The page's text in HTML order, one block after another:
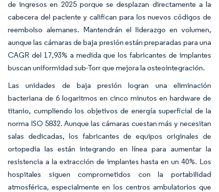
de ingresos en 2025 porque se desplazan directamente a la
cabecera del paciente y califican para los nuevos códigos de
reembolso alemanes. Mantendrán el liderazgo en volumen,
aunque las cámaras de baja presión están preparadas para una
CAGR del 17,93% a medida que los fabricantes de implantes
buscan uniformidad sub-Torr que mejora la osteointegración.
Las unidades de baja presión logran una eliminación
bacteriana de 6 logaritmos en cinco minutos en hardware de
titanio, cumpliendo los objetivos de energía superficial de la
norma ISO 5832. Aunque las cámaras cuestan más y necesitan
salas dedicadas, los fabricantes de equipos originales de
ortopedia las están integrando en línea para aumentar la
resistencia a la extracción de implantes hasta en un 40%. Los
hospitales siguen comprometidos con la portabilidad
atmosférica, especialmente en los centros ambulatorios que